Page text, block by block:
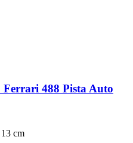
Ferrari 488 Pista Auto
cm